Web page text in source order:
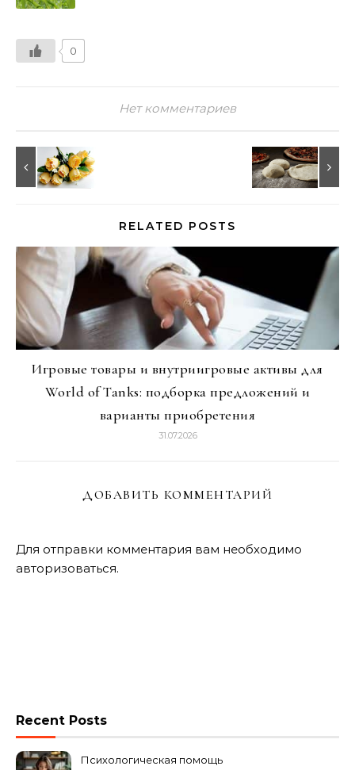
0
Нет комментариев
RELATED POSTS
Игровые товары и внутриигровые активы для
World of Tanks: подборка предложений и
варианты приобретения
31.07.2026
ДОБАВИТЬ КОММЕНТАРИЙ
Для отправки комментария вам необходимо
авторизоваться.
Recent Posts
Психологическая помощь